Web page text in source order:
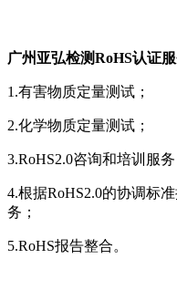
广州亚弘检测RoHS认证
1.有害物质定量测试；
2.化学物质定量测试；
3.RoHS2.0咨询和培训服务
4.根据RoHS2.0的协调标
务；
5.RoHS报告整合。